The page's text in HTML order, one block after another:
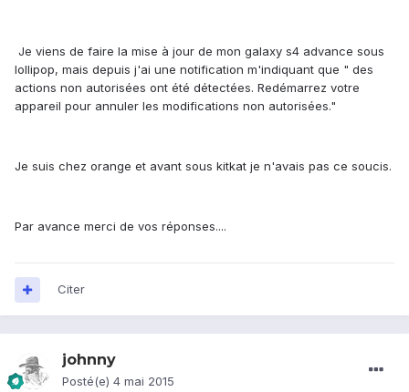
Je viens de faire la mise à jour de mon galaxy s4 advance sous
lollipop, mais depuis j'ai une notification m'indiquant que " des
actions non autorisées ont été détectées. Redémarrez votre
appareil pour annuler les modifications non autorisées."
Je suis chez orange et avant sous kitkat je n'avais pas ce soucis.
Par avance merci de vos réponses....
Citer
johnny
Posté(e) 4 mai 2015